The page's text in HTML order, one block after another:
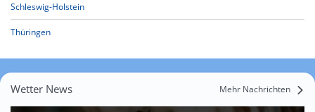
Schleswig-Holstein
Thüringen
Wetter News Mehr Nachrichten